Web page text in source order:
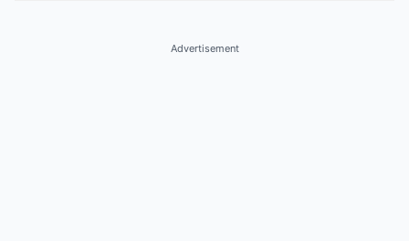
Advertisement